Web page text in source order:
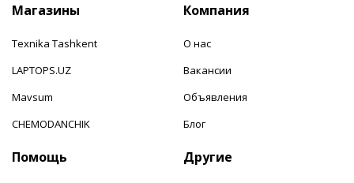
Магазины
Texnika Tashkent
LAPTOPS.UZ
Mavsum
CHEMODANCHIK
Компания
О нас
Вакансии
Объявления
Блог
Помощь Другие